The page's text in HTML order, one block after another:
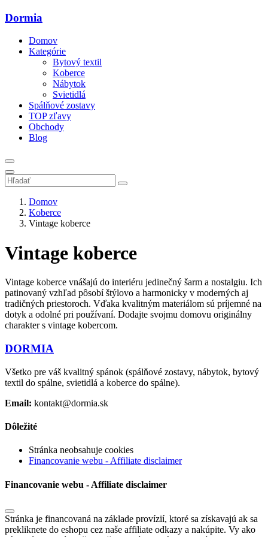
Dormia
Domov
Kategórie
Bytový textil
Koberce
Nábytok
Svietidlá
Spálňové zostavy
TOP zľavy
Obchody
Blog
Domov
Koberce
Vintage koberce
Vintage koberce
Vintage koberce vnášajú do interiéru jedinečný šarm a nostalgiu. Ich
patinovaný vzhľad pôsobí štýlovo a harmonicky v moderných aj
tradičných priestoroch. Vďaka kvalitným materiálom sú príjemné na
dotyk a odolné pri používaní. Dodajte svojmu domovu originálny
charakter s vintage kobercom.
DORMIA
Všetko pre váš kvalitný spánok (spálňové zostavy, nábytok, bytový
textil do spálne, svietidlá a koberce do spálne).
Email: kontakt@dormia.sk
Dôležité
Stránka neobsahuje cookies
Financovanie webu - Affiliate disclaimer
Financovanie webu - Affiliate disclaimer
Stránka je financovaná na základe provízií, ktoré sa získavajú ak sa
prekliknete do eshopu cez naše affiliate odkazy a nakúpite. Vy ako